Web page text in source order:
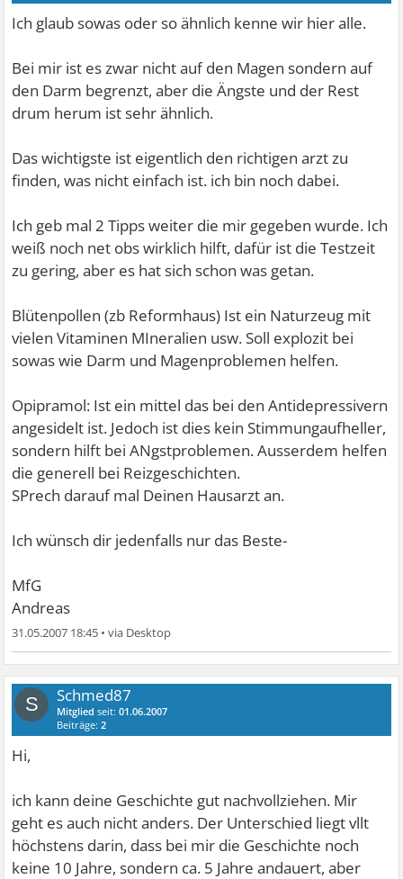
Ich glaub sowas oder so ähnlich kenne wir hier alle.
Bei mir ist es zwar nicht auf den Magen sondern auf
den Darm begrenzt, aber die Ängste und der Rest
drum herum ist sehr ähnlich.
Das wichtigste ist eigentlich den richtigen arzt zu
finden, was nicht einfach ist. ich bin noch dabei.
Ich geb mal 2 Tipps weiter die mir gegeben wurde. Ich
weiß noch net obs wirklich hilft, dafür ist die Testzeit
zu gering, aber es hat sich schon was getan.
Blütenpollen (zb Reformhaus) Ist ein Naturzeug mit
vielen Vitaminen MIneralien usw. Soll explozit bei
sowas wie Darm und Magenproblemen helfen.
Opipramol: Ist ein mittel das bei den Antidepressivern
angesidelt ist. Jedoch ist dies kein Stimmungaufheller,
sondern hilft bei ANgstproblemen. Ausserdem helfen
die generell bei Reizgeschichten.
SPrech darauf mal Deinen Hausarzt an.
Ich wünsch dir jedenfalls nur das Beste-
MfG
Andreas
31.05.2007 18:45 •
S Schmed87
Mitglied seit:01.06.2007
Beiträge:2
Hi,
ich kann deine Geschichte gut nachvollziehen. Mir
geht es auch nicht anders. Der Unterschied liegt vllt
höchstens darin, dass bei mir die Geschichte noch
keine 10 Jahre, sondern ca. 5 Jahre andauert, aber